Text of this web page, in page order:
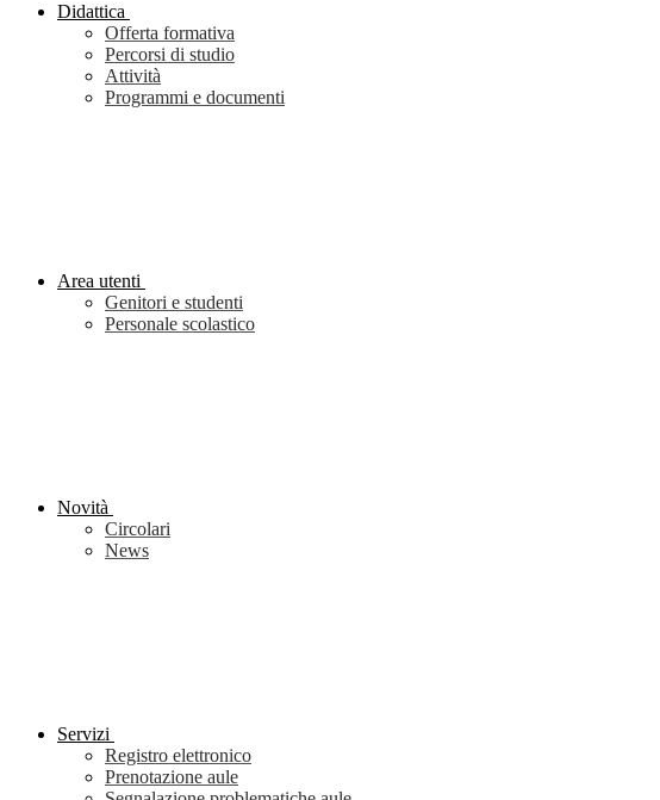
Didattica
Offerta formativa
Percorsi di studio
Attività
Programmi e documenti
Area utenti
Genitori e studenti
Personale scolastico
Novità
Circolari
News
Servizi
Registro elettronico
Prenotazione aule